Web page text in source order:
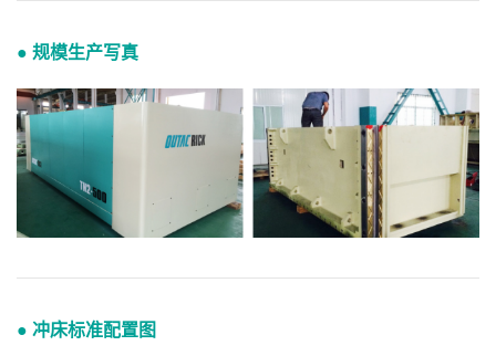
● 规模生产写真
● 冲床标准配置图